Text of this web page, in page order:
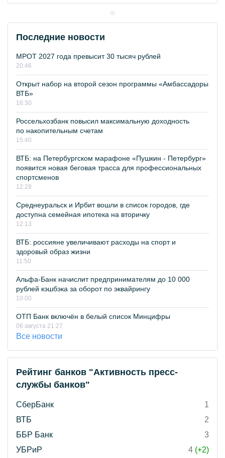
Последние новости
МРОТ 2027 года превысит 30 тысяч рублей
20:46
Открыт набор на второй сезон программы «Амбассадоры
ВТБ»
16:30
Россельхозбанк повысил максимальную доходность
по накопительным счетам
15:40
ВТБ: на Петербургском марафоне «Пушкин - Петербург»
появится новая беговая трасса для профессиональных
спортсменов
12:28
Среднеуральск и Ирбит вошли в список городов, где
доступна семейная ипотека на вторичку
12:13
ВТБ: россияне увеличивают расходы на спорт и
здоровый образ жизни
11:50
Альфа-Банк начислит предпринимателям до 10 000
рублей кэшбэка за оборот по эквайрингу
10:00
ОТП Банк включён в белый список Минцифры
06 августа 21:27
Все новости
Рейтинг банков "Активность пресс-
службы банков"
СберБанк
1
ВТБ
2
ББР Банк
3
УБРиР
4 (+2)